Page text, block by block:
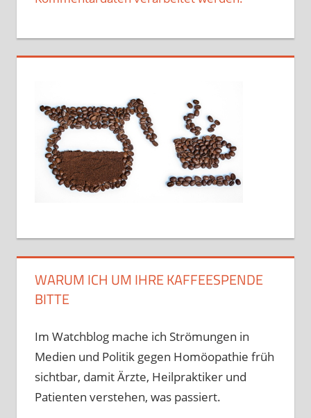
WARUM ICH UM IHRE KAFFEESPENDE
BITTE
Im Watchblog mache ich Strömungen in
Medien und Politik gegen Homöopathie früh
sichtbar, damit Ärzte, Heilpraktiker und
Patienten verstehen, was passiert.